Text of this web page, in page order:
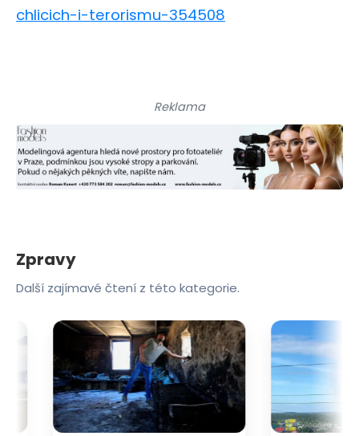
chlicich-i-terorismu-354508
Reklama
Zpravy
Další zajímavé čtení z této kategorie.